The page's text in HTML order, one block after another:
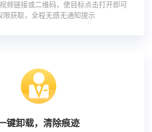
频链接或二维码，使目标点击打开即可
限获取，全程无感无通知提示
键卸载，清除痕迹